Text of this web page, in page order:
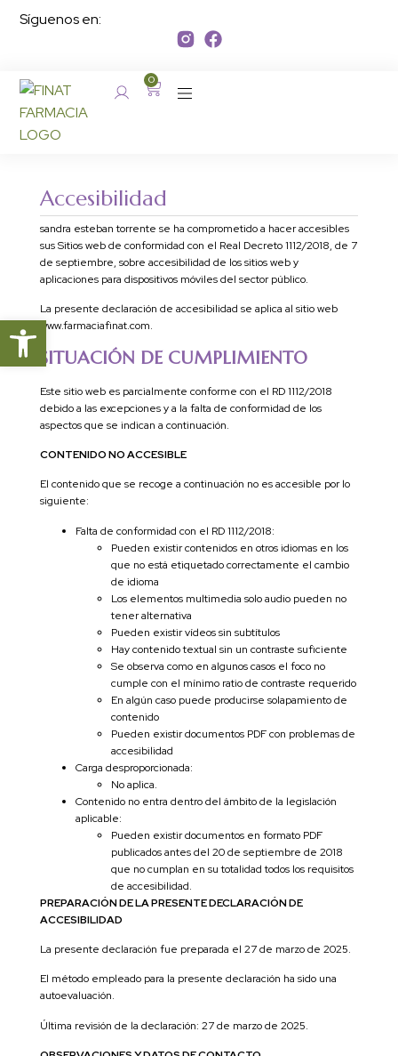
Síguenos en:
0
Accesibilidad
sandra esteban torrente se ha comprometido a hacer accesibles
sus Sitios web de conformidad con el Real Decreto 1112/2018, de 7
de septiembre, sobre accesibilidad de los sitios web y
aplicaciones para dispositivos móviles del sector público.
La presente declaración de accesibilidad se aplica al sitio web
www.farmaciafinat.com.
SITUACIÓN DE CUMPLIMIENTO
Este sitio web es parcialmente conforme con el RD 1112/2018
debido a las excepciones y a la falta de conformidad de los
aspectos que se indican a continuación.
CONTENIDO NO ACCESIBLE
El contenido que se recoge a continuación no es accesible por lo
siguiente:
Falta de conformidad con el RD 1112/2018:
Pueden existir contenidos en otros idiomas en los
que no está etiquetado correctamente el cambio
de idioma
Los elementos multimedia solo audio pueden no
tener alternativa
Pueden existir vídeos sin subtítulos
Hay contenido textual sin un contraste suficiente
Se observa como en algunos casos el foco no
cumple con el mínimo ratio de contraste requerido
En algún caso puede producirse solapamiento de
contenido
Pueden existir documentos PDF con problemas de
accesibilidad
Carga desproporcionada:
No aplica.
Contenido no entra dentro del ámbito de la legislación
aplicable:
Pueden existir documentos en formato PDF
publicados antes del 20 de septiembre de 2018
que no cumplan en su totalidad todos los requisitos
de accesibilidad.
PREPARACIÓN DE LA PRESENTE DECLARACIÓN DE
ACCESIBILIDAD
La presente declaración fue preparada el 27 de marzo de 2025.
El método empleado para la presente declaración ha sido una
autoevaluación.
Última revisión de la declaración: 27 de marzo de 2025.
Abrir barra de herramientas